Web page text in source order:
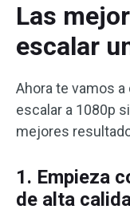
Las
escalar
Ahora te vamos
escalar a 1080p
mejores
1. Empieza
de alta